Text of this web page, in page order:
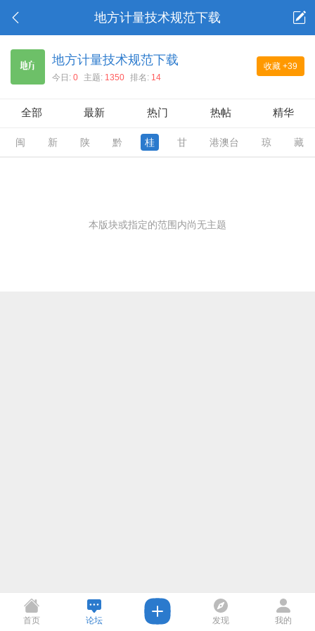
地方计量技术规范下载
收藏 +39
地方计量技术规范下载
今日:0 主题: 1350 排名: 14
全部 最新 热门 热帖 精华
闽 新 陕 黔 桂 甘 港澳台 琼 藏
本版块或指定的范围内尚无主题
首页 论坛 发现 我的